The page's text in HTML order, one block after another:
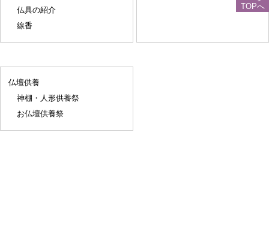
仏具の紹介
線香
仏壇供養
神棚・人形供養祭
お仏壇供養祭
TOPへ